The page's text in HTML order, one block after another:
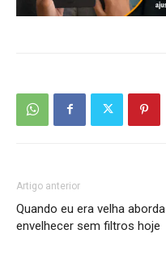
Artigo anterior
Quando eu era velha aborda
envelhecer sem filtros hoje